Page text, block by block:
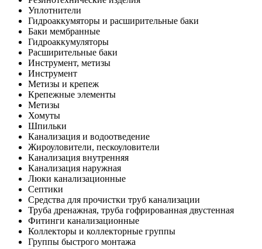
Уплотнители
Гидроаккумяторы и расширительные баки
Баки мембранные
Гидроаккумуляторы
Расширительные баки
Инструмент, метизы
Инструмент
Метизы и крепеж
Крепежные элементы
Метизы
Хомуты
Шпильки
Канализация и водоотведение
Жироуловители, пескоуловители
Канализация внутренняя
Канализация наружная
Люки канализационные
Септики
Средства для прочистки труб канализации
Труба дренажная, труба гофрированная двустенная
Фитинги канализационные
Коллекторы и коллекторные группы
Группы быстрого монтажа